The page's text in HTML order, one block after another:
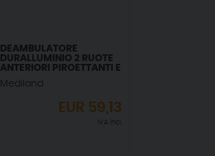
DEAMBULATORE
DURALLUMINIO 2 RUOTE
ANTERIORI PIROETTANTI E
2 RUOTE POSTERIORI
FISSE DA 3,7''
Mediland
EUR 59,13
IVA incl.